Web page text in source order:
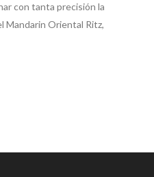
con tanta precisión la
Mandarin Oriental Ritz,